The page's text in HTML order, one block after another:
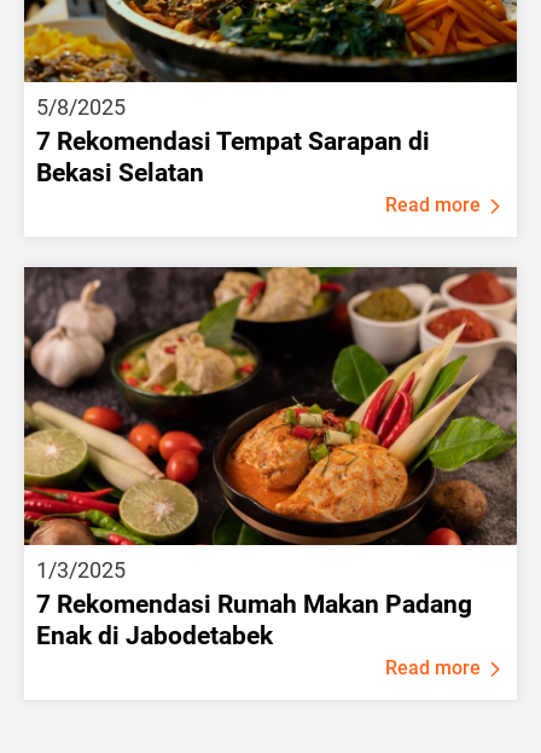
5/8/2025
7 Rekomendasi Tempat Sarapan di
Bekasi Selatan
Read more
1/3/2025
7 Rekomendasi Rumah Makan Padang
Enak di Jabodetabek
Read more